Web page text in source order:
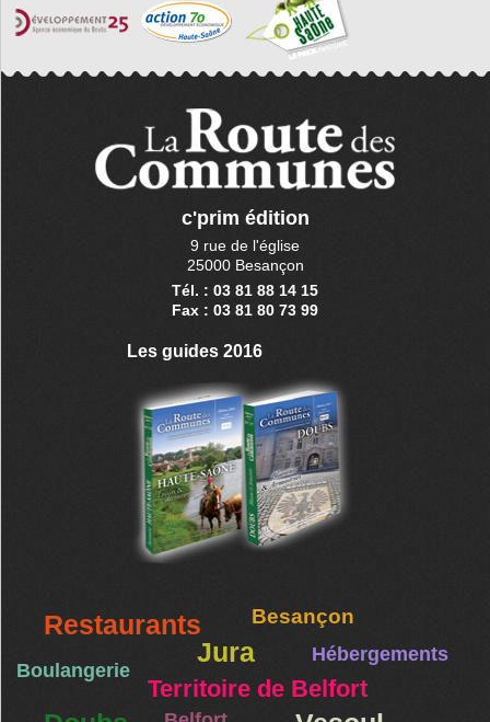
c'prim édition
9 rue de l'église
25000 Besançon
Tél. : 03 81 88 14 15
Fax : 03 81 80 73 99
Les guides 2016
Restaurants Besançon
Jura Hébergements
Boulangerie
Territoire de Belfort